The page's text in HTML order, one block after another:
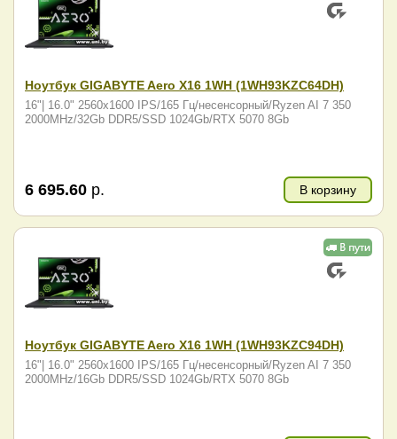
Ноутбук GIGABYTE Aero X16 1WH (1WH93KZC64DH)
16"| 16.0" 2560x1600 IPS/165 Гц/несенсорный/Ryzen AI 7 350
2000MHz/32Gb DDR5/SSD 1024Gb/RTX 5070 8Gb
6 695.60 р. В корзину
Ноутбук GIGABYTE Aero X16 1WH (1WH93KZC94DH)
16"| 16.0" 2560x1600 IPS/165 Гц/несенсорный/Ryzen AI 7 350
2000MHz/16Gb DDR5/SSD 1024Gb/RTX 5070 8Gb